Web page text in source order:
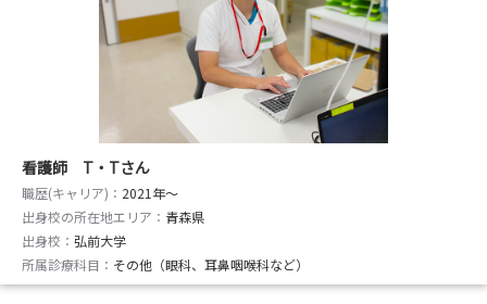
看護師 T・Tさん
職歴(キャリア)： 2021年〜
出身校の所在地エリア： 青森県
出身校： 弘前大学
所属診療科目： その他（眼科、耳鼻咽喉科など）